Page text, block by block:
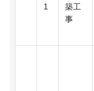
1
築工
事